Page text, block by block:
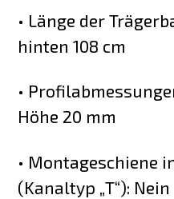
• Länge der
hinten 108 cm
•
Höhe 20 mm
• Montageschiene
(Kanaltyp „T“): Nein